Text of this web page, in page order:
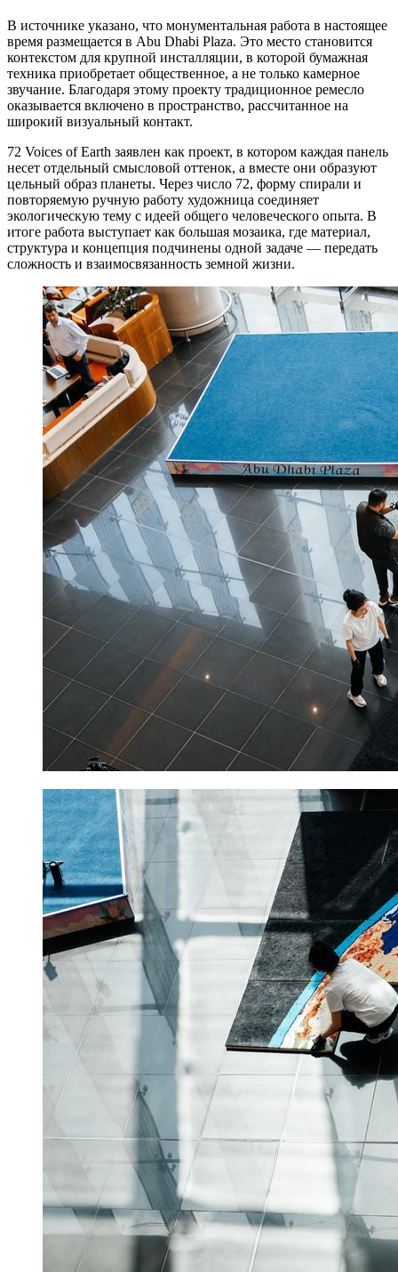
В источнике указано, что монументальная работа в настоящее
время размещается в Abu Dhabi Plaza. Это место становится
контекстом для крупной инсталляции, в которой бумажная
техника приобретает общественное, а не только камерное
звучание. Благодаря этому проекту традиционное ремесло
оказывается включено в пространство, рассчитанное на
широкий визуальный контакт.
72 Voices of Earth заявлен как проект, в котором каждая панель
несет отдельный смысловой оттенок, а вместе они образуют
цельный образ планеты. Через число 72, форму спирали и
повторяемую ручную работу художница соединяет
экологическую тему с идеей общего человеческого опыта. В
итоге работа выступает как большая мозаика, где материал,
структура и концепция подчинены одной задаче — передать
сложность и взаимосвязанность земной жизни.